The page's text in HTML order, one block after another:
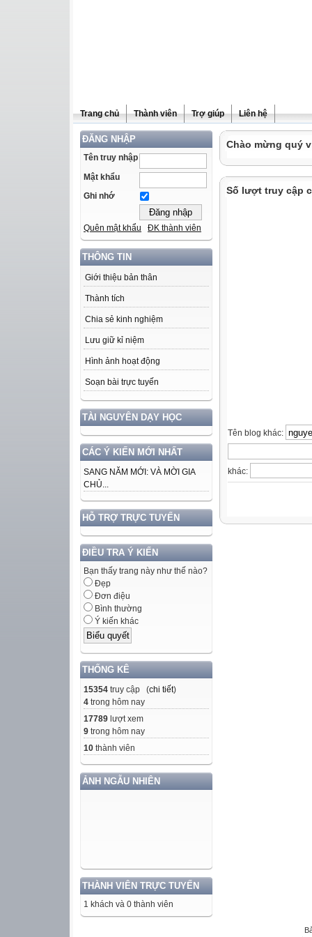
Trang chủ Thành viên Trợ giúp Liên hệ
ĐĂNG NHẬP
Tên truy nhập
Mật khẩu
Ghi nhớ
Quên mật khẩu ĐK thành viên
THÔNG TIN
Giới thiệu bản thân
Thành tích
Chia sẻ kinh nghiệm
Lưu giữ kỉ niệm
Hình ảnh hoạt động
Soạn bài trực tuyến
TÀI NGUYÊN DẠY HỌC
CÁC Ý KIẾN MỚI NHẤT
SANG NĂM MỚI: VÀ MỜI GIA
CHỦ...
HỖ TRỢ TRỰC TUYẾN
ĐIỀU TRA Ý KIẾN
Bạn thấy trang này như thế nào?
Đẹp
Đơn điệu
Bình thường
Ý kiến khác
THỐNG KÊ
15354 truy cập (chi tiết)
4 trong hôm nay
17789 lượt xem
9 trong hôm nay
10 thành viên
ẢNH NGẪU NHIÊN
THÀNH VIÊN TRỰC TUYẾN
1 khách và 0 thành viên
Chào mừng quý
Số lượt truy cập
Tên blog khác:
khác: